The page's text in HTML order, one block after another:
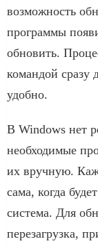
возможность
программы
обновить.
командой сразу
удобно.
В Windows нет
необходимые
их вручную.
сама, когда
система. Для
перезагрузка,